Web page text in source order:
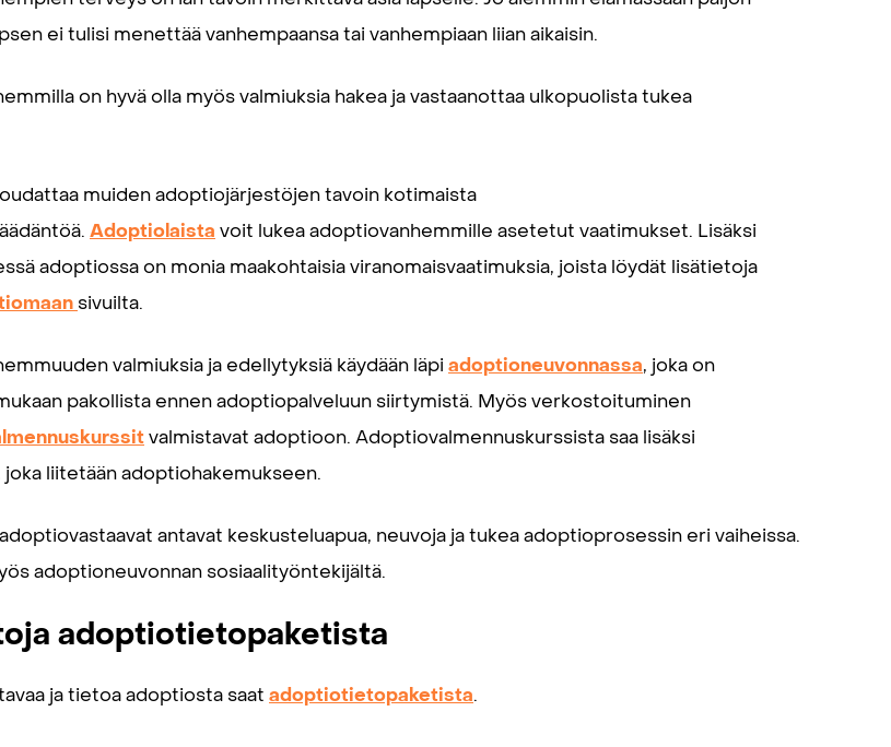
ei tulisi menettää vanhempaansa tai vanhempiaan liian aikaisin.
on hyvä olla myös valmiuksia hakea ja vastaanottaa ulkopuolista tukea
muiden adoptiojärjestöjen tavoin kotimaista
Adoptiolaista voit lukea adoptiovanhemmille asetetut vaatimukset. Lisäksi
adoptiossa on monia maakohtaisia viranomaisvaatimuksia, joista löydät lisätietoja
sivuilta.
valmiuksia ja edellytyksiä käydään läpi adoptioneuvonnassa, joka on
pakollista ennen adoptiopalveluun siirtymistä. Myös verkostoituminen
valmistavat adoptioon. Adoptiovalmennuskurssista saa lisäksi
liitetään adoptiohakemukseen.
antavat keskusteluapua, neuvoja ja tukea adoptioprosessin eri vaiheissa.
adoptioneuvonnan sosiaalityöntekijältä.
adoptiotietopaketista
ja tietoa adoptiosta saat adoptiotietopaketista.